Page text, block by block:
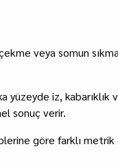
veya somun
yüzeyde iz, kabarıklık
sonuç verir.
göre farklı metrik